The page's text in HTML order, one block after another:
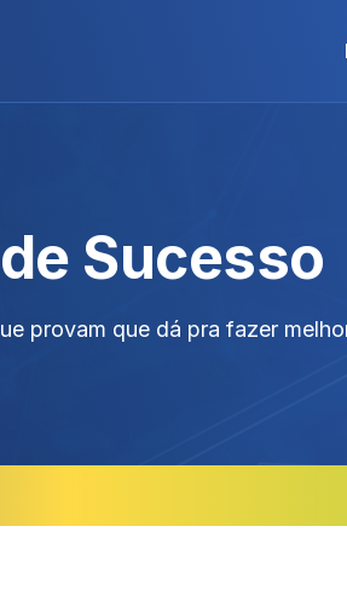
Sucesso
provam que dá pra fazer